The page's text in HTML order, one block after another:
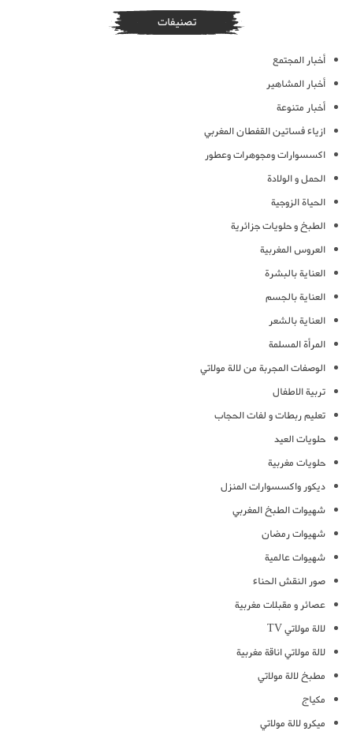
تصنيفات
أخبار المجتمع
أخبار المشاهير
أخبار متنوعة
ازياء فساتين القفطان المغربي
اكسسوارات ومجوهرات وعطور
الحمل و الولادة
الحياة الزوجية
الطبخ و حلويات جزائرية
العروس المغربية
العناية بالبشرة
العناية بالجسم
العناية بالشعر
المرأة المسلمة
الوصفات المجربة من لالة مولاتي
تربية الاطفال
تعليم ربطات و لفات الحجاب
حلويات العيد
حلويات مغربية
ديكور واكسسوارات المنزل
شهيوات الطبخ المغربي
شهيوات رمضان
شهيوات عالمية
صور النقش الحناء
عصائر و مقبلات مغربية
لالة مولاتي TV
لالة مولاتي اناقة مغربية
مطبخ لالة مولاتي
مكياج
ميكرو لالة مولاتي